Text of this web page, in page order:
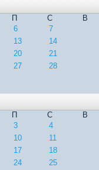
П С
В
6
7
13
14
20
21
27
28
П С
В
3
4
10
11
17
18
24 25